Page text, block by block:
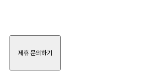
제휴 문의하기